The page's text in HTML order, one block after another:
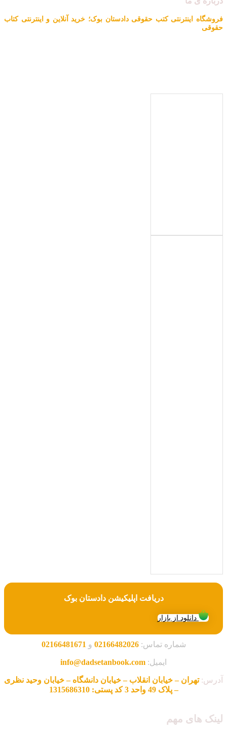
فروشگاه اینترنتی کتب حقوقی دادستان بوک؛ خرید آنلاین و اینترنتی کتاب
حقوقی
دریافت اپلیکیشن دادستان بوک
دانلود از بازار
شماره تماس:02166482026 و 02166481671
ایمیل: info@dadsetanbook.com
آدرس:تهران – خیابان انقلاب – خیابان دانشگاه – خیابان وحید نظری
– پلاک 49 واحد 3 کد پستی: 1315686310
لینک های مهم